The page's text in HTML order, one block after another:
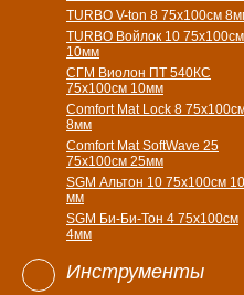
TURBO V-ton 8 75х100см
TURBO Войлок 10 75х100см
10мм
СГМ Виолон ПТ 540КС
75х100см 10мм
Comfort Mat Lock 8
8мм
Comfort Mat SoftWave 25
75х100см 25мм
SGM Альтон 10 75x100см 10
мм
SGM Би-Би-Тон 4 75х100см
4мм
Инструменты